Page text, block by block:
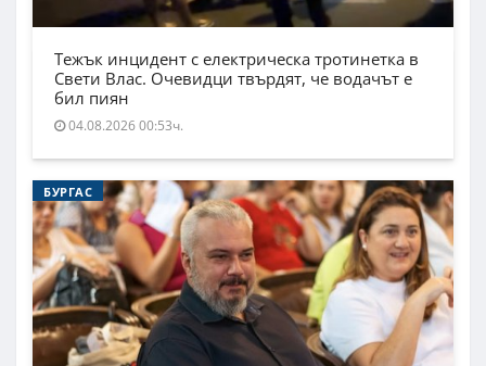
Тежък инцидент с електрическа тротинетка в
Свети Влас. Очевидци твърдят, че водачът е
бил пиян
04.08.2026 00:53ч.
БУРГАС